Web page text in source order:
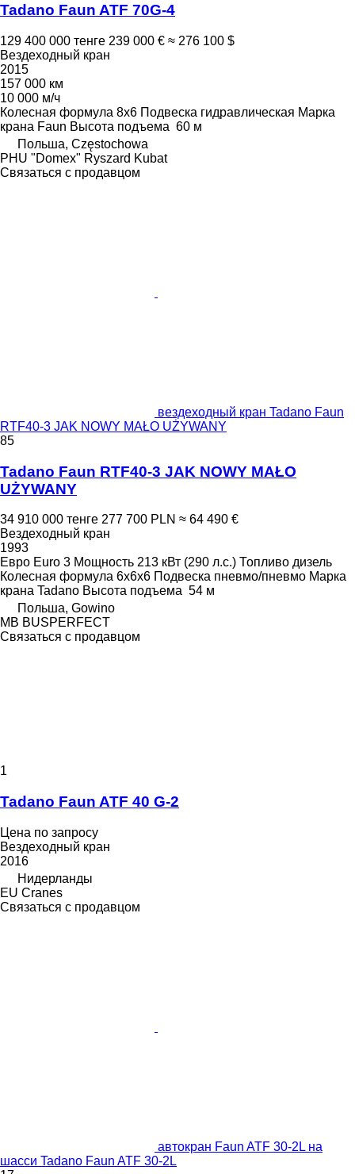
Tadano Faun ATF 70G-4
129 400 000 тенге 239 000 € ≈ 276 100 $
Вездеходный кран
2015
157 000 км
10 000 м/ч
Колесная формула 8x6 Подвеска гидравлическая Марка
крана Faun Высота подъема 60 м
Польша, Częstochowa
PHU "Domex" Ryszard Kubat
Связаться с продавцом
вездеходный кран Tadano Faun
RTF40-3 JAK NOWY MAŁO UŻYWANY
85
Tadano Faun RTF40-3 JAK NOWY MAŁO
UŻYWANY
34 910 000 тенге 277 700 PLN ≈ 64 490 €
Вездеходный кран
1993
Евро Euro 3 Мощность 213 кВт (290 л.с.) Топливо дизель
Колесная формула 6x6x6 Подвеска пневмо/пневмо Марка
крана Tadano Высота подъема 54 м
Польша, Gowino
MB BUSPERFECT
Связаться с продавцом
1
Tadano Faun ATF 40 G-2
Цена по запросу
Вездеходный кран
2016
Нидерланды
EU Cranes
Связаться с продавцом
автокран Faun ATF 30-2L на
шасси Tadano Faun ATF 30-2L